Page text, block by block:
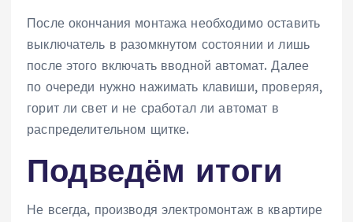
После окончания монтажа необходимо оставить
выключатель в разомкнутом состоянии и лишь
после этого включать вводной автомат. Далее
по очереди нужно нажимать клавиши, проверяя,
горит ли свет и не сработал ли автомат в
распределительном щитке.
Подведём итоги
Не всегда, производя электромонтаж в квартире